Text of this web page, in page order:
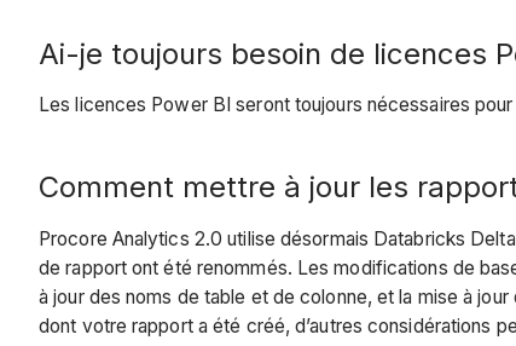
Ai-je toujours besoin de licences
Les licences Power BI seront toujours nécessaires
Comment mettre à jour les
Procore Analytics 2.0 utilise désormais Databricks
de rapport ont été renommés. Les modifications de
à jour des noms de table et de colonne, et la mise à
dont votre rapport a été créé, d’autres considérations